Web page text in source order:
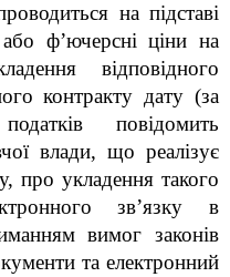
на підставі
ф’ючерсні ціни на
відповідного
контракту дату (за
повідомить
влади, що реалізує
про укладення такого
зв’язку в
вимог законів
та електронний